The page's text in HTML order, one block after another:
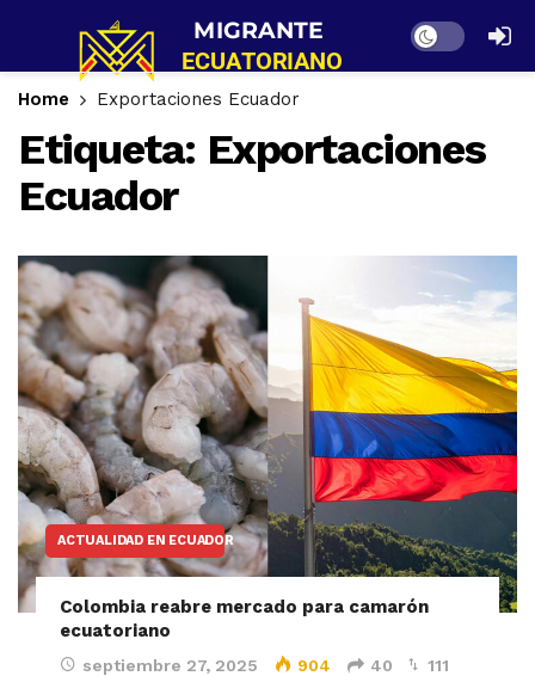
Dark mode
Home Exportaciones Ecuador
Etiqueta: Exportaciones
Ecuador
ACTUALIDAD EN ECUADOR
Colombia reabre mercado para camarón
ecuatoriano
septiembre 27, 2025 904 40 111